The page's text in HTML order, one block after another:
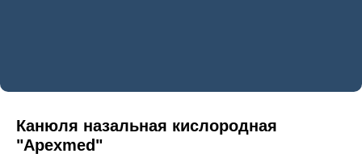
Канюля назальная кислородная
"Apexmed"